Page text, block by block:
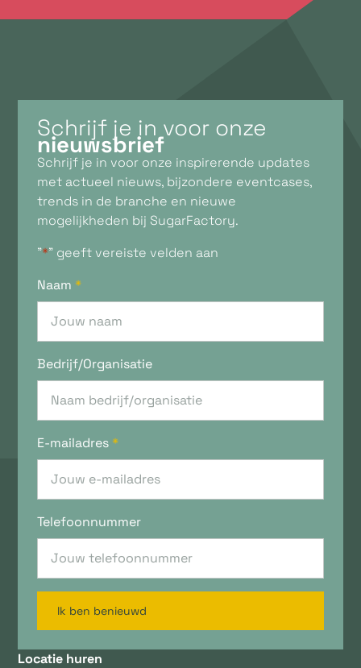
Schrijf je in voor onze
nieuwsbrief
Schrijf je in voor onze inspirerende updates
met actueel nieuws, bijzondere eventcases,
trends in de branche en nieuwe
mogelijkheden bij SugarFactory.
"*" geeft vereiste velden aan
Naam *
Bedrijf/Organisatie
E-mailadres *
Telefoonnummer
Ik ben benieuwd
Locatie huren